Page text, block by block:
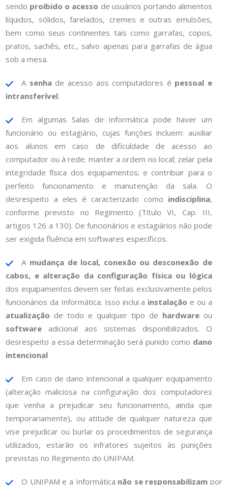
sendo proibido o acesso de usuários portando alimentos
líquidos, sólidos, farelados, cremes e outras emulsões,
bem como seus continentes tais como garrafas, copos,
pratos, sachês, etc., salvo apenas para garrafas de água
sob a mesa.
A senhade acesso aos computadores é pessoal e
intransferível.
Em algumas Salas de Informática pode haver um
funcionário ou estagiário, cujas funções incluem: auxiliar
aos alunos em caso de dificuldade de acesso ao
computador ou à rede; manter a ordem no local; zelar pela
integridade física dos equipamentos; e contribuir para o
perfeito funcionamento e manutenção da sala. O
desrespeito a eles é caracterizado como indisciplina,
conforme previsto no Regimento (Título VI, Cap. III,
artigos 126 a 130). De funcionários e estagiários não pode
ser exigida fluência em softwares específicos.
A mudança de local, conexão ou desconexão de
cabos, e alteração da configuração física ou lógica
dos equipamentos devem ser feitas exclusivamente pelos
funcionários da Informática. Isso inclui a instalação e ou a
atualização de todo e qualquer tipo de hardwareou
software adicional aos sistemas disponibilizados. O
desrespeito a essa determinação será punido como dano
intencional
Em caso de dano intencional a qualquer equipamento
(alteração maliciosa na configuração dos computadores
que venha a prejudicar seu funcionamento, ainda que
temporariamente), ou atitude de qualquer natureza que
vise prejudicar ou burlar os procedimentos de segurança
utilizados, estarão os infratores sujeitos às punições
previstas no Regimento do UNIPAM.
O UNIPAM e a Informática não se responsabilizam por